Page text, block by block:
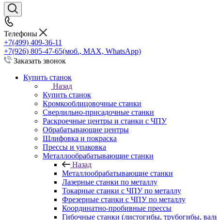
Телефоны
+7(499) 409-36-11
+7(926) 805-47-65(моб., MAX, WhatsApp)
Заказать звонок
Купить станок
Назад
Купить станок
Кромкооблицовочные станки
Сверлильно-присадочные станки
Раскроечные центры и станки с ЧПУ
Обрабатывающие центры
Шлифовка и покраска
Прессы и упаковка
Металлообрабатывающие станки
Назад
Металлообрабатывающие станки
Лазерные станки по металлу
Токарные станки с ЧПУ по металлу
Фрезерные станки с ЧПУ по металлу
Координатно-пробивные прессы
Гибочные станки (листогибы, трубогибы,